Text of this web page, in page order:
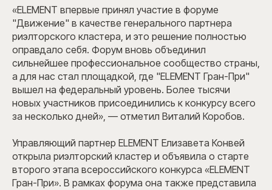
«ELEMENT впервые принял участие в форуме
"Движение" в качестве генерального партнера
риэлторского кластера, и это решение полностью
оправдало себя. Форум вновь объединил
сильнейшее профессиональное сообщество страны,
а для нас стал площадкой, где "ELEMENT Гран-При"
вышел на федеральный уровень. Более тысячи
новых участников присоединились к конкурсу всего
за несколько дней», — отметил Виталий Коробов.
Управляющий партнер ELEMENT Елизавета Конвей
открыла риэлторский кластер и объявила о старте
второго этапа всероссийского конкурса «ELEMENT
Гран-При». В рамках форума она также представила